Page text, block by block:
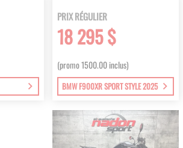
PRIX RÉGULIER
18 295 $
(promo 1500.00 inclus)
BMW F900XR SPORT STYLE 2025